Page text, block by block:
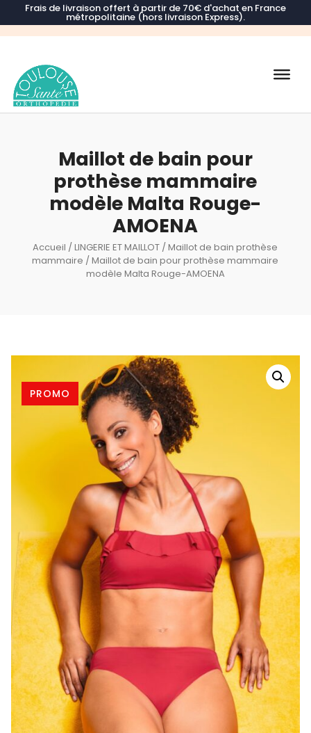
Frais de livraison offert à partir de 70€ d'achat en France
métropolitaine (hors livraison Express).
Recherche
Maillot de bain pour
prothèse mammaire
modèle Malta Rouge-
AMOENA
Accueil /LINGERIE ET MAILLOT /Maillot de bain prothèse
mammaire / Maillot de bain pour prothèse mammaire
modèle Malta Rouge-AMOENA
PROMO